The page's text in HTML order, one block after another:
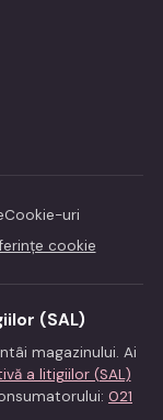
Cookie-uri
cookie
(SAL)
magazinului. Ai
a litigiilor (SAL)
021